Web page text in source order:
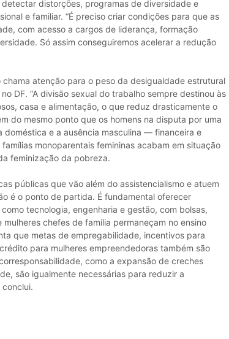
distorções, programas de diversidade e
e familiar. “É preciso criar condições para que as
com acesso a cargos de liderança, formação
Só assim conseguiremos acelerar a redução
atenção para o peso da desigualdade estrutural
DF. “A divisão sexual do trabalho sempre destinou às
casa e alimentação, o que reduz drasticamente o
do mesmo ponto que os homens na disputa por uma
doméstica e a ausência masculina — financeira e
monoparentais femininas acabam em situação
feminização da pobreza.
públicas que vão além do assistencialismo e atuem
é o ponto de partida. É fundamental oferecer
tecnologia, engenharia e gestão, com bolsas,
chefes de família permaneçam no ensino
que metas de empregabilidade, incentivos para
para mulheres empreendedoras também são
como a expansão de creches
são igualmente necessárias para reduzir a
conclui.